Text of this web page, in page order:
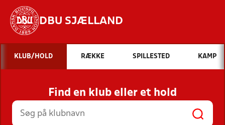
DBU SJÆLLAND
Hvad vil du søge efter?
INDHOLD OG NYHEDER
STILLINGER, RESULTATER, KLUBBER OG
HOLD
KLUB/HOLD RÆKKE SPILLESTED KAMP
Find en klub eller et hold